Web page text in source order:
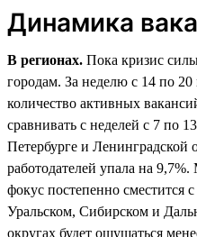
Динамика
В регионах. Пока кризис
городам. За неделю с 14 по
количество активных
сравнивать с неделей с 7 по
Петербурге и Ленинградской
работодателей упала на
фокус постепенно сместится
Уральском, Сибирском и
округах будет ощущаться